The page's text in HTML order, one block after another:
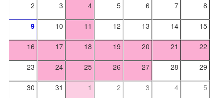
2 3 4 5 6 7 8
9 10 11 12 13 14 15
16 17 18 19 20 21 22
23 24 25 26 27 28 29
30 31 1 2 3 4 5